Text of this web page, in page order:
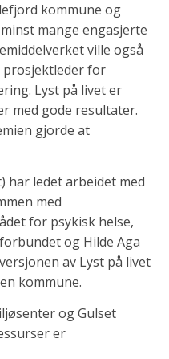
kommune og
mange engasjerte
ville også
prosjektleder for
Lyst på livet er
med gode resultater.
gjorde at
har ledet arbeidet med
med
for psykisk helse,
og Hilde Aga
av Lyst på livet
kommune.
og Gulset
er